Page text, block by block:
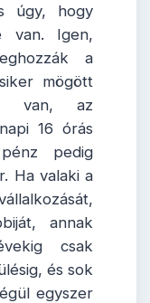
úgy, hogy
van. Igen,
a
mögött
van, az
16 órás
pedig
Ha valaki a
annak
csak
és sok
egyszer